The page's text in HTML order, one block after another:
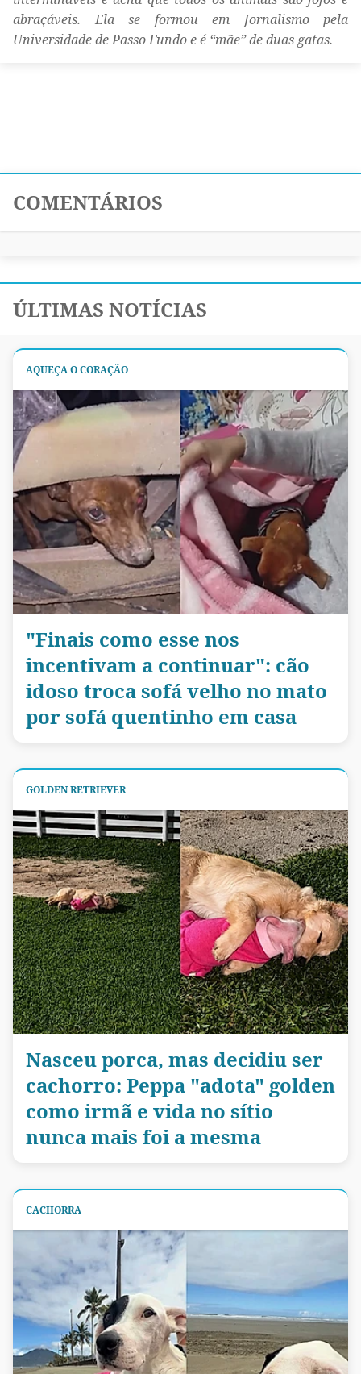
abraçáveis. Ela se formou em Jornalismo pela
Universidade de Passo Fundo e é “mãe” de duas gatas.
COMENTÁRIOS
ÚLTIMAS NOTÍCIAS
AQUEÇA O CORAÇÃO
"Finais como esse nos
incentivam a continuar": cão
idoso troca sofá velho no mato
por sofá quentinho em casa
GOLDEN RETRIEVER
Nasceu porca, mas decidiu ser
cachorro: Peppa "adota" golden
como irmã e vida no sítio
nunca mais foi a mesma
CACHORRA